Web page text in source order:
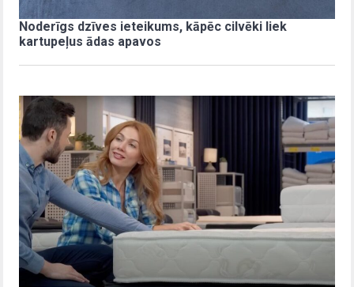
Noderīgs dzīves ieteikums, kāpēc cilvēki liek
kartupeļus ādas apavos